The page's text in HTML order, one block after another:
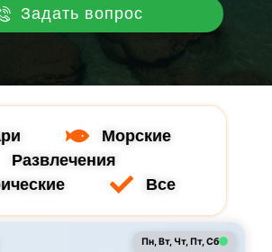
Задать вопрос
Морские
Развлечения
Все
Пн, Вт, Чт, Пт, Сб